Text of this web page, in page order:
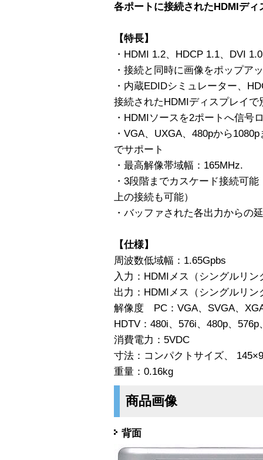
各ポートに接続されたHDMIデ
【特長】
・HDMI 1.2、HDCP 1.1、DVI
・接続と同時に画像をポップア
・内蔵EDIDシミュレーター、
接続されたHDMIディスプレイで
・HDMIソースを2ポートへ信号
・VGA、UXGA、480pから
でサポート
・最高解像帯域幅：165MHz.
・3段階までカスケード接続可
上の接続も可能）
・バッファされた各出力からの
【仕様】
周波数低域幅：1.65Gpbs
入力：HDMIメス（シングルリン
出力：HDMIメス（シングルリン
解像度 PC：VGA、SVGA、
HDTV：480i、576i、480p、
消費電力：5VDC
寸法：コンパクトサイズ、
重量：0.16kg
商品画像
背面